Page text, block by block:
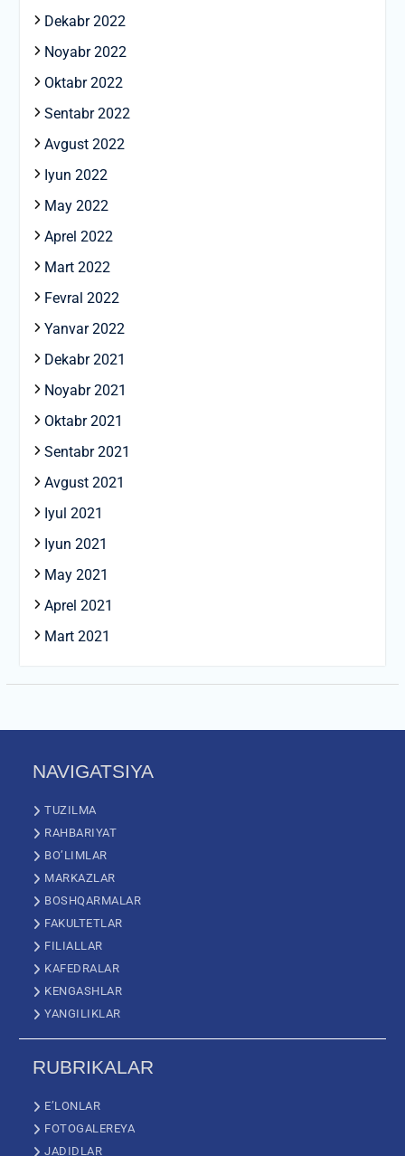
Dekabr 2022
Noyabr 2022
Oktabr 2022
Sentabr 2022
Avgust 2022
Iyun 2022
May 2022
Aprel 2022
Mart 2022
Fevral 2022
Yanvar 2022
Dekabr 2021
Noyabr 2021
Oktabr 2021
Sentabr 2021
Avgust 2021
Iyul 2021
Iyun 2021
May 2021
Aprel 2021
Mart 2021
NAVIGATSIYA
TUZILMA
RAHBARIYAT
BO’LIMLAR
MARKAZLAR
BOSHQARMALAR
FAKULTETLAR
FILIALLAR
KAFEDRALAR
KENGASHLAR
YANGILIKLAR
RUBRIKALAR
E’LONLAR
FOTOGALEREYA
JADIDLAR